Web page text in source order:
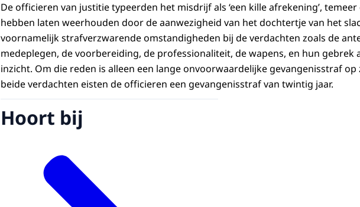
De officieren van justitie typeerden het misdrijf als ‘een kille afrekening’,
hebben laten weerhouden door de aanwezigheid van het dochtertje van het
voornamelijk strafverzwarende omstandigheden bij de verdachten zoals de
medeplegen, de voorbereiding, de professionaliteit, de wapens, en hun gebrek
inzicht. Om die reden is alleen een lange onvoorwaardelijke gevangenisstraf op
beide verdachten eisten de officieren een gevangenisstraf van twintig jaar.
Hoort bij